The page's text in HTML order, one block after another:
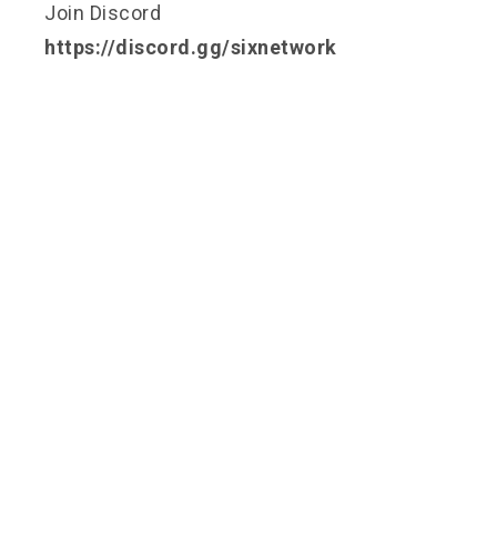
Join Discord
https://discord.gg/sixnetwork